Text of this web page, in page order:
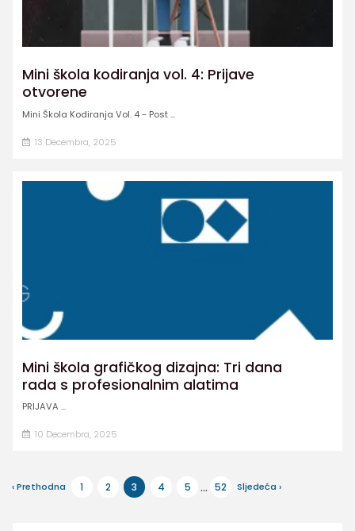
Mini škola kodiranja vol. 4: Prijave
otvorene
Mini Škola Kodiranja Vol. 4 - Post ...
13 Decembra, 2025
Mini škola grafičkog dizajna: Tri dana
rada s profesionalnim alatima
PRIJAVA ...
10 Decembra, 2025
‹ Prethodna 1 2 3 4 5 ... 52 Sljedeća ›